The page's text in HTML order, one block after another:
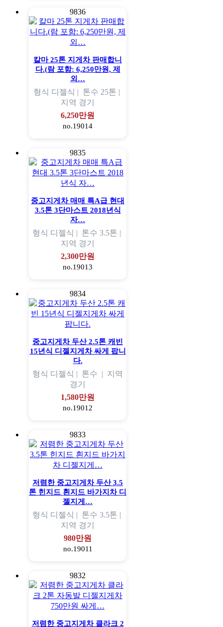
9836
칼마 25톤 지게차 판매합니
다.(람 포함: 6,250만원, 제
외…
형식 디젤식 | 톤수 25톤 |
지역 경기
6,250만원
no.19014
9835
중고지게차 매매 특A급 현대
3.5톤 3단마스트 2018년식
자…
형식 디젤식 | 톤수 3.5톤 |
지역 경기
2,300만원
no.19013
9834
중고지게차 두산 2.5톤 캐빈
15년식 디젤지게차 싸게 팝니
다.
형식 디젤식 | 톤수 | 지역
경기
1,580만원
no.19012
9833
저렴한 중고지게차 두산 3.5
톤 힌지드 흰지드 바가지차 디
젤지게…
형식 디젤식 | 톤수 3.5톤 |
지역 경기
980만원
no.19011
9832
저렴한 중고지게차 클라크 2